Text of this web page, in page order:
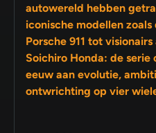
autowereld hebben
iconische modellen
Porsche 911 tot visionairs als Enzo Ferrari en
Soichiro Honda: de serie
eeuw aan evolutie, ambitie en
ontwrichting op vier